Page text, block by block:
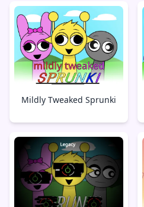
Mildly Tweaked Sprunki